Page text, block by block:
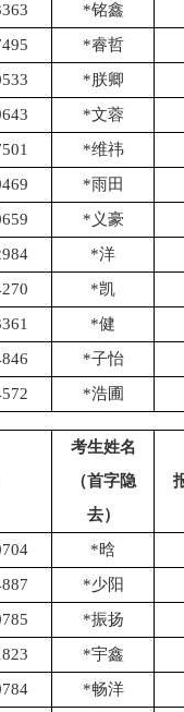
*铭鑫
*睿哲
*朕卿
*文蓉
*维祎
*雨田
*义豪
*洋
*凯
*健
*子怡
*浩圃
考生姓名
（首字隐
去）
*晗
*少阳
*振扬
*宇鑫
*畅洋